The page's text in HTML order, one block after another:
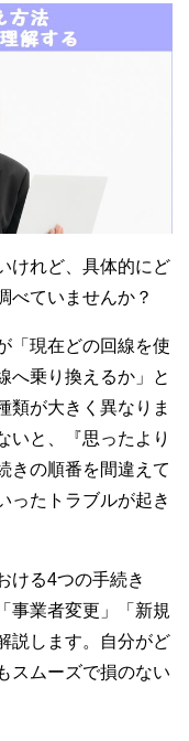
けれど、具体的にど
べていませんか？
「現在どの回線を使
へ乗り換えるか」と
類が大きく異なりま
いと、『思ったより
きの順番を間違えて
ったトラブルが起き
ける4つの手続き
事業者変更」「新規
説します。自分がど
スムーズで損のない